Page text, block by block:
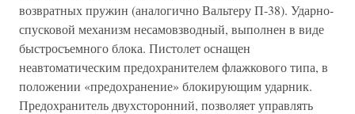
возвратных пружин (аналогично Вальтеру П-38). Ударно-
спусковой механизм несамовзводный, выполнен в виде
быстросъемного блока. Пистолет оснащен
неавтоматическим предохранителем флажкового типа, в
положении «предохранение» блокирующим ударник.
Предохранитель двухсторонний, позволяет управлять